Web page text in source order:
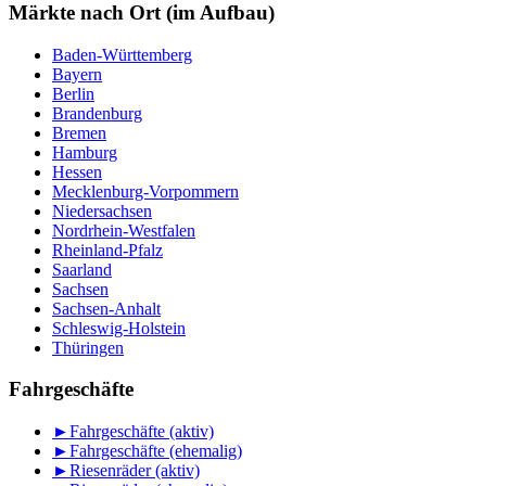
Monat
Märkte nach Ort (im Aufbau)
Baden-Württemberg
Bayern
Berlin
Brandenburg
Bremen
Hamburg
Hessen
Mecklenburg-Vorpommern
Niedersachsen
Nordrhein-Westfalen
Rheinland-Pfalz
Saarland
Sachsen
Sachsen-Anhalt
Schleswig-Holstein
Thüringen
Fahrgeschäfte
►Fahrgeschäfte (aktiv)
►Fahrgeschäfte (ehemalig)
►Riesenräder (aktiv)